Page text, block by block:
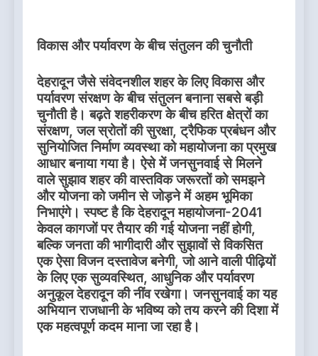
विकास और पर्यावरण के बीच संतुलन की चुनौती
देहरादून जैसे संवेदनशील शहर के लिए विकास और
पर्यावरण संरक्षण के बीच संतुलन बनाना सबसे बड़ी
चुनौती है। बढ़ते शहरीकरण के बीच हरित क्षेत्रों का
संरक्षण, जल स्रोतों की सुरक्षा, ट्रैफिक प्रबंधन और
सुनियोजित निर्माण व्यवस्था को महायोजना का प्रमुख
आधार बनाया गया है। ऐसे में जनसुनवाई से मिलने
वाले सुझाव शहर की वास्तविक जरूरतों को समझने
और योजना को जमीन से जोड़ने में अहम भूमिका
निभाएंगे। स्पष्ट है कि देहरादून महायोजना-2041
केवल कागजों पर तैयार की गई योजना नहीं होगी,
बल्कि जनता की भागीदारी और सुझावों से विकसित
एक ऐसा विजन दस्तावेज बनेगी, जो आने वाली पीढ़ियों
के लिए एक सुव्यवस्थित, आधुनिक और पर्यावरण
अनुकूल देहरादून की नींव रखेगा। जनसुनवाई का यह
अभियान राजधानी के भविष्य को तय करने की दिशा में
एक महत्वपूर्ण कदम माना जा रहा है।